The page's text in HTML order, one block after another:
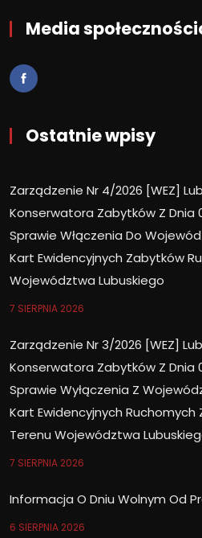
Media
Ostatnie wpisy
Zarządzenie Nr 4/2026 [WEZ]
Konserwatora Zabytków Z Dnia
Sprawie Włączenia Do
Kart Ewidencyjnych Zabytków
Województwa Lubuskiego
7 SIERPNIA 2026
Zarządzenie Nr 3/2026 [WEZ]
Konserwatora Zabytków Z Dnia
Sprawie Wyłączenia Z
Kart Ewidencyjnych Ruchomych
Terenu Województwa
7 SIERPNIA 2026
Informacja O Dniu Wolnym Od
6 SIERPNIA 2026